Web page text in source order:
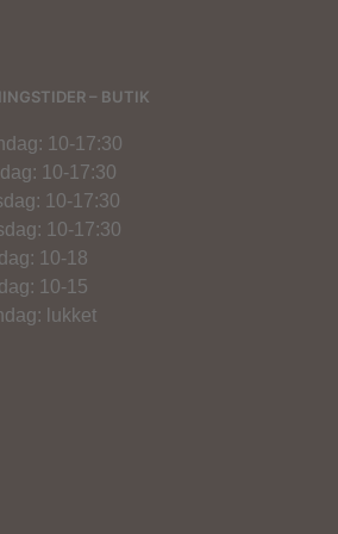
– BUTIK
10-17:30
10-17:30
10-17:30
10-17:30
10-18
10-15
lukket